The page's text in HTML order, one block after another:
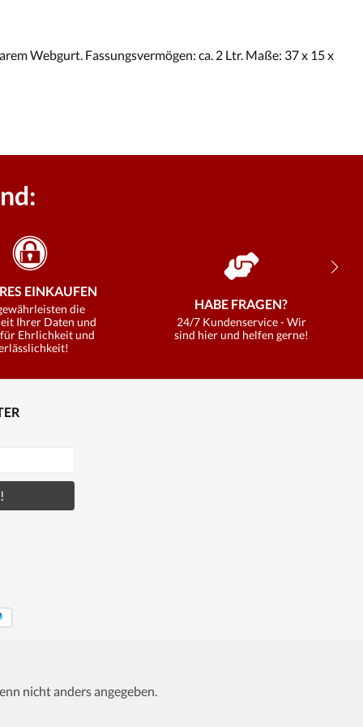
Webgurt. Fassungsvermögen: ca. 2 Ltr. Maße: 37 x 15 x
EINKAUFEN
die
Ihrer Daten und
Ehrlichkeit und
HABE FRAGEN?
24/7 Kundenservice - Wir
sind hier und helfen gerne!
nicht anders angegeben.